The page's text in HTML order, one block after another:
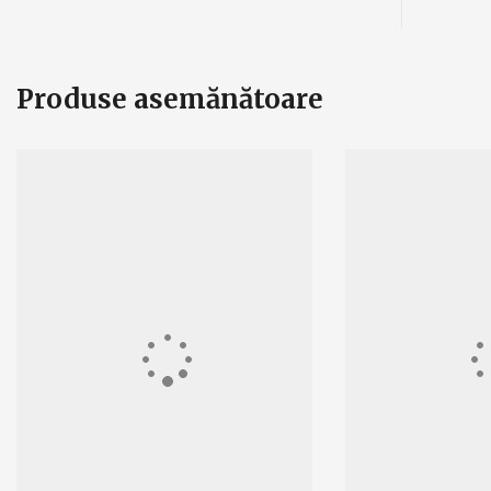
Produse asemănătoare